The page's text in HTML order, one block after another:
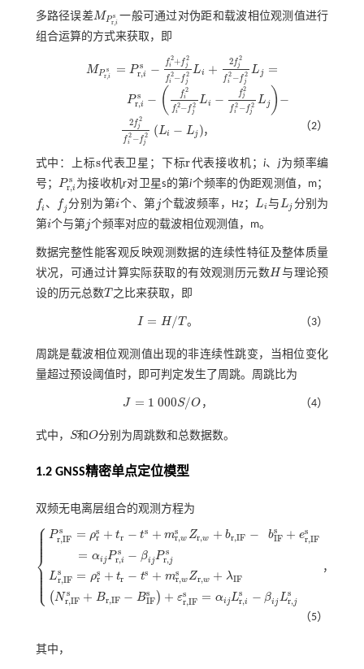
多路径误差M P s
r ,i
MPr,is一般可通过对伪距和载波相位观测值进行
组合运算的方式来获取，即
M P s
r ,i = P s
r,i − f 2
i + f 2
j
f 2
i − f 2
j
Li +
2f 2
j
f 2
i − f 2
j
L j =
MPr,i =P r,is-f 2+ f2f2-f2Li +2f 2f2-f2Lj=
P s
r,i − ( f 2
i
f 2
i − f 2
j
Li − f 2
j
f 2
i − f 2
j
L j ) −
is-f2 f2 f 2Li-f2f2-f 2L -
2f 2
j
f 2
i − f 2
j
(Li − Lj )
2f2f2- f2Li -Lj ， （2）
式中：上标s
s代表卫星；下标r
r代表接收机； i、j为频率编
号； P s
r,i
Pr,is 为接收机r对卫星s的第i个频率的伪距观测值，m；
fi
f 、 fj
f 分别为第i
i个、第 j
j 个载波频率，Hz；Li
Li 与Lj
Lj 分别为
第i
i个与第j
j 个频率对应的载波相位观测值，m。
数据完整性能客观反映观测数据的连续性特征及整体质量
状况，可通过计算实际获取的有效观测历元数H
H 与理论预
设的历元总数T
T 之比来获取，即
I = H/T。
I= H/ T。 （3）
周跳是载波相位观测值出现的非连续性跳变，当相位变化
量超过预设阈值时，即可判定发生了周跳。周跳比为
J = 1 000S/O
J= 1 000 S/O ， （4）
式中， S
S 和O
O分别为周跳数和总数据数。
1.2 GNSS精密单点定位模型
双频无电离层组合的观测方程为
⎧
⎩
⎨
⎪
⎪
⎪⎪
⎪
⎪⎪⎪⎪
⎪
P s
r,IF = ρs
r + tr − ts + ms
r,w Zr,w + br,IF − bs
IF + es
r,IF
= αi jP s
r,i − βi jP s
r,j
Ls
r,IF = ρs
r + tr − ts + ms
r,w Zr,w + λIF
(N s
r,IF + Br,IF − Bs
IF ) + εs
r,IF = αi jLs
r,i − βi jLs
r,j
Pr F s= t + mr Zr, w ,I b e ,I s，
（5）
其中，